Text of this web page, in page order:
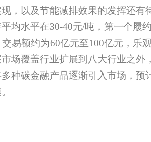
，以及节能减排效果的发挥还有
均水平在30-40元/吨，第一个履
易额约为60亿元至100亿元，乐
场覆盖行业扩展到八大行业之外
种碳金融产品逐渐引入市场，预